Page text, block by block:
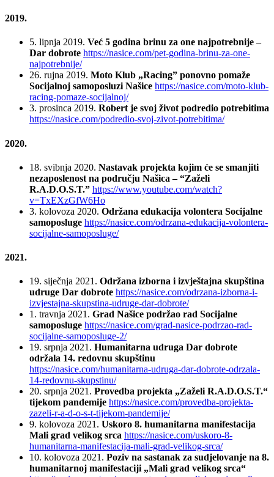
2019.
5. lipnja 2019. Već 5 godina brinu za one najpotrebnije –
Dar dobrote https://nasice.com/pet-godina-brinu-za-one-
najpotrebnije/
26. rujna 2019. Moto Klub „Racing” ponovno pomaže
Socijalnoj samoposluzi Našice https://nasice.com/moto-klub-
racing-pomaze-socijalnoj/
3. prosinca 2019. Robert je svoj život podredio potrebitima
https://nasice.com/podredio-svoj-zivot-potrebitima/
2020.
18. svibnja 2020. Nastavak projekta kojim će se smanjiti
nezaposlenost na području Našica – “Zaželi
R.A.D.O.S.T.” https://www.youtube.com/watch?
v=TxEXzGfW6Ho
3. kolovoza 2020. Održana edukacija volontera Socijalne
samoposluge https://nasice.com/odrzana-edukacija-volontera-
socijalne-samoposluge/
2021.
19. siječnja 2021. Održana izborna i izvještajna skupština
udruge Dar dobrote https://nasice.com/odrzana-izborna-i-
izvjestajna-skupstina-udruge-dar-dobrote/
1. travnja 2021. Grad Našice podržao rad Socijalne
samoposluge https://nasice.com/grad-nasice-podrzao-rad-
socijalne-samoposluge-2/
19. srpnja 2021. Humanitarna udruga Dar dobrote
održala 14. redovnu skupštinu
https://nasice.com/humanitarna-udruga-dar-dobrote-odrzala-
14-redovnu-skupstinu/
20. srpnja 2021. Provedba projekta „Zaželi R.A.D.O.S.T.“
tijekom pandemije https://nasice.com/provedba-projekta-
zazeli-r-a-d-o-s-t-tijekom-pandemije/
9. kolovoza 2021. Uskoro 8. humanitarna manifestacija
Mali grad velikog srca https://nasice.com/uskoro-8-
humanitarna-manifestacija-mali-grad-velikog-srca/
10. kolovoza 2021. Poziv na sastanak za sudjelovanje na 8.
humanitarnoj manifestaciji „Mali grad velikog srca“